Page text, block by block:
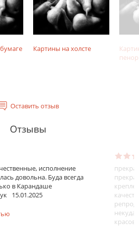
Картины на холсте
Оставить отзыв
Отзывы
исполнение
довольна. Буда всегда
в Карандаше
15.01.2025